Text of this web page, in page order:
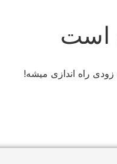
است
راه اندازی میشه!